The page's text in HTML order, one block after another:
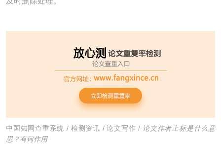
中国知网查重系统 / 检测资讯 /论文写作 / 论文作者上标是什么意
思？有何作用